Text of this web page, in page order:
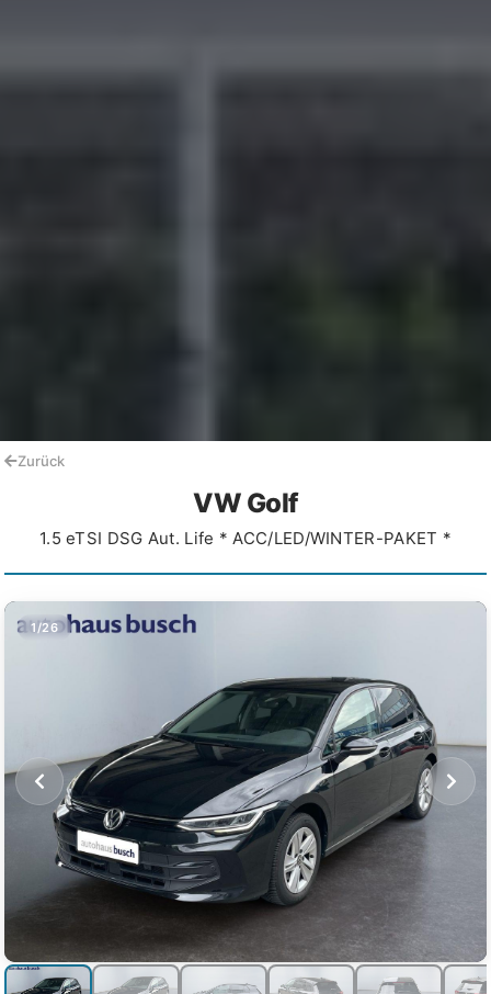
Zurück
VW Golf
1.5 eTSI DSG Aut. Life * ACC/LED/WINTER-PAKET *
1/26